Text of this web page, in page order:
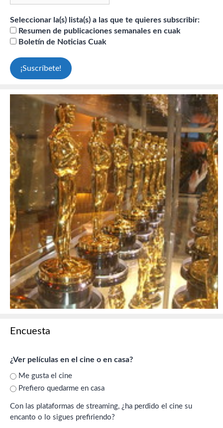
Seleccionar la(s) lista(s) a las que te quieres subscribir:
Resumen de publicaciones semanales en cuak
Boletín de Noticias Cuak
Encuesta
¿Ver películas en el cine o en casa?
Me gusta el cine
Prefiero quedarme en casa
Con las plataformas de streaming, ¿ha perdido el cine su
encanto o lo sigues prefiriendo?